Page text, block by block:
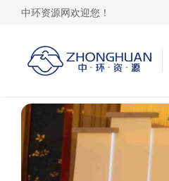
中环资源网欢迎您！